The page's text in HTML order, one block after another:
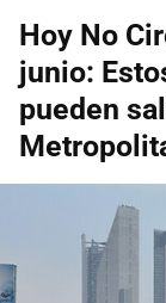
Hoy No
junio:
pueden